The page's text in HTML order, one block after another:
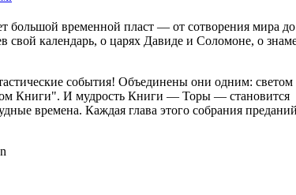
большой временной пласт — от сотворения мира
свой календарь, о царях Давиде и Соломоне, о
события! Объединены они одним:
Книги". И мудрость Книги — Торы — становится
времена. Каждая глава этого собрания преданий